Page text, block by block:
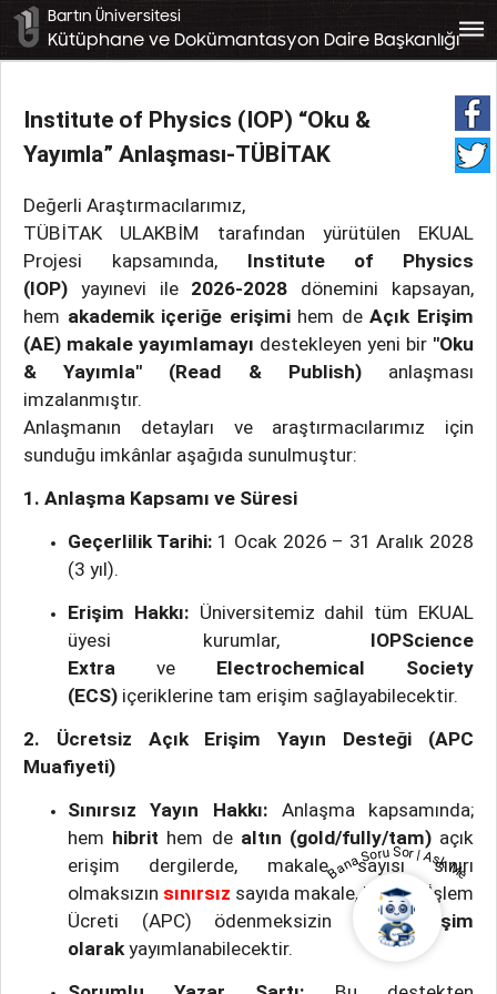
bars
Bartın Üniversitesi
Kütüphane ve Dokümantasyon Daire Başkanlığı
Institute of Physics (IOP) “Oku &
Yayımla” Anlaşması-TÜBİTAK
Değerli Araştırmacılarımız,
TÜBİTAK ULAKBİM tarafından yürütülen EKUAL
Projesi kapsamında, Institute of Physics
(IOP) yayınevi ile 2026-2028 dönemini kapsayan,
hem akademik içeriğe erişimihem deAçık Erişim
(AE) makale yayımlamayı destekleyen yeni bir "Oku
& Yayımla" (Read & Publish)anlaşması
imzalanmıştır.
Anlaşmanın detayları ve araştırmacılarımız için
sunduğu imkânlar aşağıda sunulmuştur:
1. Anlaşma Kapsamı ve Süresi
Geçerlilik Tarihi: 1 Ocak 2026 – 31 Aralık 2028
(3 yıl).
Erişim Hakkı: Üniversitemiz dahil tüm EKUAL
üyesi kurumlar, IOPScience
Extra ve Electrochemical Society
(ECS) içeriklerine tam erişim sağlayabilecektir.
2. Ücretsiz Açık Erişim Yayın Desteği (APC
Muafiyeti)
Sınırsız Yayın Hakkı: Anlaşma kapsamında;
hem hibrit hem de altın (gold/fully/tam)açık
erişim dergilerde, makale sayısı sınırı
olmaksızın sınırsız sayıda makale, Makale İşlem
Ücreti (APC) ödenmeksizin
Açık Erişim
olarak yayımlanabilecektir.
Bana Soru Sor | Ask Me